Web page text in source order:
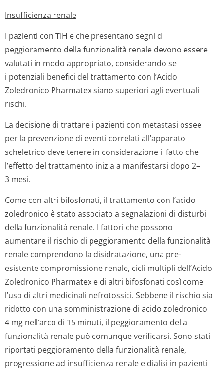
Insufficienza renale
I pazienti con TIH e che presentano segni di
peggioramento della funzionalità renale devono essere
valutati in modo appropriato, considerando se
i potenziali benefici del trattamento con l’Acido
Zoledronico Pharmatex siano superiori agli eventuali
rischi.
La decisione di trattare i pazienti con metastasi ossee
per la prevenzione di eventi correlati all’apparato
scheletrico deve tenere in considerazione il fatto che
l’effetto del trattamento inizia a manifestarsi dopo 2–
3 mesi.
Come con altri bifosfonati, il trattamento con l’acido
zoledronico è stato associato a segnalazioni di disturbi
della funzionalità renale. I fattori che possono
aumentare il rischio di peggioramento della funzionalità
renale comprendono la disidratazione, una pre-
esistente compromissione renale, cicli multipli dell’Acido
Zoledronico Pharmatex e di altri bifosfonati così come
l’uso di altri medicinali nefrotossici. Sebbene il rischio sia
ridotto con una somministrazione di acido zoledronico
4 mg nell’arco di 15 minuti, il peggioramento della
funzionalità renale può comunque verificarsi. Sono stati
riportati peggioramento della funzionalità renale,
progressione ad insufficienza renale e dialisi in pazienti